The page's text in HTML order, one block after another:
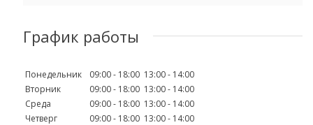
График работы
Понедельник 09:00 18:00 13:00
14:00
Вторник
09:00 18:00 13:00
14:00
Среда
09:00 18:00 13:00
14:00
Четверг
09:00 18:00 13:00
14:00